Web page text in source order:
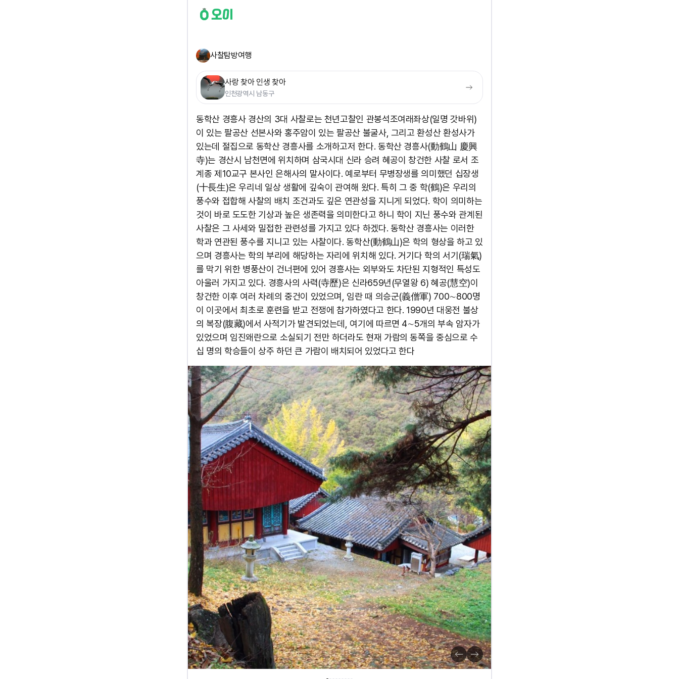
사찰탐방여행
사랑 찾아 인생 찾아
인천광역시 남동구
동학산 경흥사 경산의 3대 사찰로는 천년고찰인 관봉석조여래좌상(일명 갓바위)
이 있는 팔공산 선본사와 홍주암이 있는 팔공산 불굴사, 그리고 환성산 환성사가
있는데 절집으로 동학산 경흥사를 소개하고저 한다. 동학산 경흥사(動鶴山 慶興
寺)는 경산시 남천면에 위치하며 삼국시대 신라 승려 혜공이 창건한 사찰 로서 조
계종 제10교구 본사인 은해사의 말사이다. 예로부터 무병장생를 의미했던 십장생
(十長生)은 우리네 일상 생활에 깊숙이 관여해 왔다. 특히 그 중 학(鶴)은 우리의
풍수와 접합해 사찰의 배치 조건과도 깊은 연관성을 지니게 되었다. 학이 의미하는
것이 바로 도도한 기상과 높은 생존력을 의미한다고 하니 학이 지닌 풍수와 관계된
사찰은 그 사세와 밀접한 관련성를 가지고 있다 하겠다. 동학산 경흥사는 이러한
학과 연관된 풍수를 지니고 있는 사찰이다. 동학산(動鶴山)은 학의 형상을 하고 있
으며 경흥사는 학의 부리에 해당하는 자리에 위치해 있다. 거기다 학의 서기(瑞氣)
를 막기 위한 병풍산이 건너편에 있어 경흥사는 외부와도 차단된 지형적인 특성도
아울러 가지고 있다. 경흥사의 사력(寺歷)은 신라659년(무열왕 6) 혜공(慧空)이
창건한 이후 여러 차례의 중건이 있었으며, 임란 때 의승군(義僧軍) 700∼800명
이 이곳에서 최초로 훈련을 받고 전쟁에 참가하였다고 한다. 1990년 대웅전 불상
의 복장(腹藏)에서 사적기가 발견되었는데, 여기에 따르면 4∼5개의 부속 암자가
있었으며 임진왜란으로 소실되기 전만 하더라도 현재 가람의 동쪽을 중심으로 수
십 명의 학승들이 상주 하던 큰 가람이 배치되어 있었다고 한다